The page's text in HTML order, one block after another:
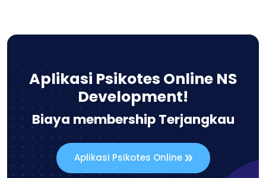
Aplikasi Psikotes Online NS
Development!
Biaya membership Terjangkau
Aplikasi Psikotes Online